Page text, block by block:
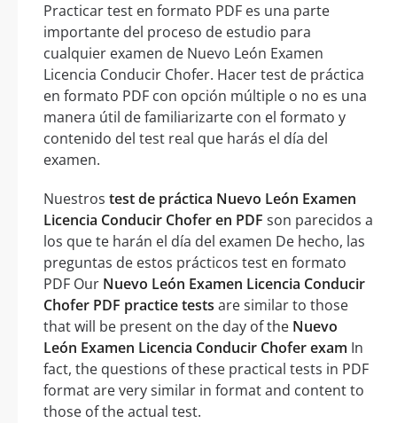
Practicar test en formato PDF es una parte
importante del proceso de estudio para
cualquier examen de Nuevo León Examen
Licencia Conducir Chofer. Hacer test de práctica
en formato PDF con opción múltiple o no es una
manera útil de familiarizarte con el formato y
contenido del test real que harás el día del
examen.
Nuestros test de práctica Nuevo León Examen
Licencia Conducir Chofer en PDF son parecidos a
los que te harán el día del examen De hecho, las
preguntas de estos prácticos test en formato
PDF Our Nuevo León Examen Licencia Conducir
Chofer PDF practice tests are similar to those
that will be present on the day of the Nuevo
León Examen Licencia Conducir Chofer exam In
fact, the questions of these practical tests in PDF
format are very similar in format and content to
those of the actual test.